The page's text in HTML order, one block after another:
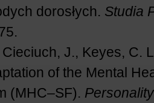
dorosłych. Studia
J., Keyes, C.
of the Mental
(MHC–SF).